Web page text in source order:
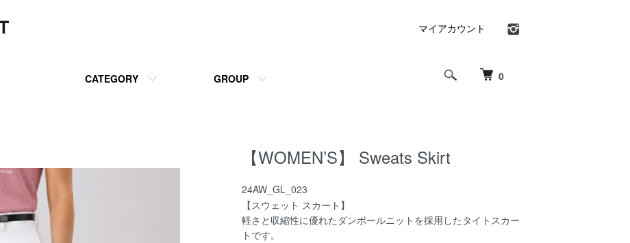
0
CATEGORY GROUP
マイアカウント
【WOMEN’S】 Sweats Skirt
24AW_GL_023
【スウェット スカート】
軽さと収縮性に優れたダンボールニットを採用したタイトスカー
トです。